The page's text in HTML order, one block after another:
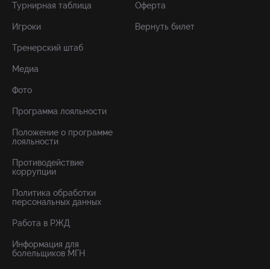
Турнирная таблица
Игроки
Тренерский штаб
Медиа
Фото
Программа лояльности
Положение о программе
лояльности
Противодействие
коррупции
Политика обработки
персональных данных
Работа в РЖД
Информация для
болельщиков МГН
Оферта
Вернуть билет